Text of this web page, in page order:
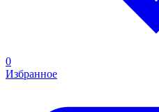
0
Избранное